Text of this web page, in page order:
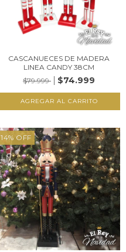
CASCANUECES DE MADERA
LINEA CANDY 38CM
$79.999
$74.999
14% OFF